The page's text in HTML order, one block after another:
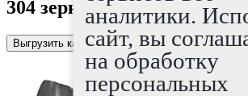
304 зеркало арт.1205521
Выгрузить каталог в Excel
аналитики.
сайт, вы
на обработку
персональных